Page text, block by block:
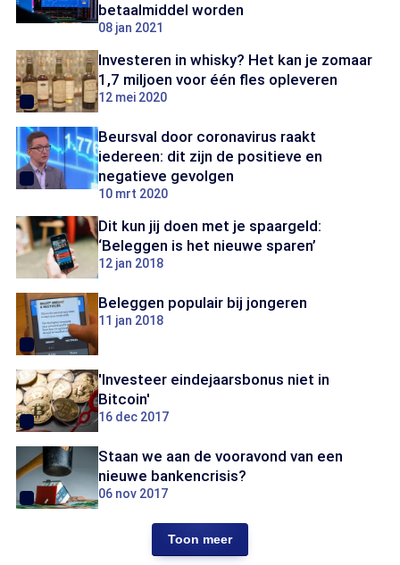
betaalmiddel worden
08 jan 2021
Investeren in whisky? Het kan je zomaar
1,7 miljoen voor één fles opleveren
12 mei 2020
Beursval door coronavirus raakt
iedereen: dit zijn de positieve en
negatieve gevolgen
10 mrt 2020
Dit kun jij doen met je spaargeld:
‘Beleggen is het nieuwe sparen’
12 jan 2018
Beleggen populair bij jongeren
11 jan 2018
'Investeer eindejaarsbonus niet in
Bitcoin'
16 dec 2017
Staan we aan de vooravond van een
nieuwe bankencrisis?
06 nov 2017
Toon meer